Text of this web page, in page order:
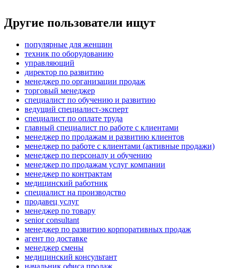
Другие пользователи ищут
популярные для женщин
техник по оборудованию
управляющий
директор по развитию
менеджер по организации продаж
торговый менеджер
специалист по обучению и развитию
ведущий специалист-эксперт
специалист по оплате труда
главный специалист по работе с клиентами
менеджер по продажам и развитию клиентов
менеджер по работе с клиентами (активные продажи)
менеджер по персоналу и обучению
менеджер по продажам услуг компании
менеджер по контрактам
медицинский работник
специалист на производство
продавец услуг
менеджер по товару
senior consultant
менеджер по развитию корпоративных продаж
агент по доставке
менеджер смены
медицинский консультант